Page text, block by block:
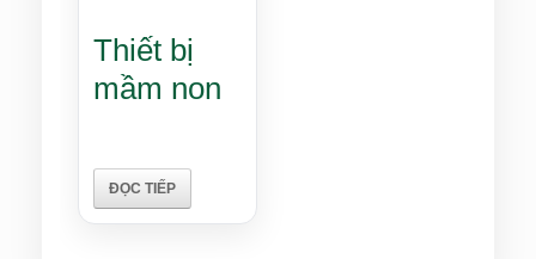
Thiết bị
mầm non
ĐỌC TIẾP